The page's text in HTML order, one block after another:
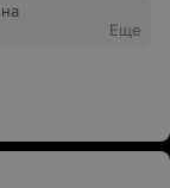
Еще